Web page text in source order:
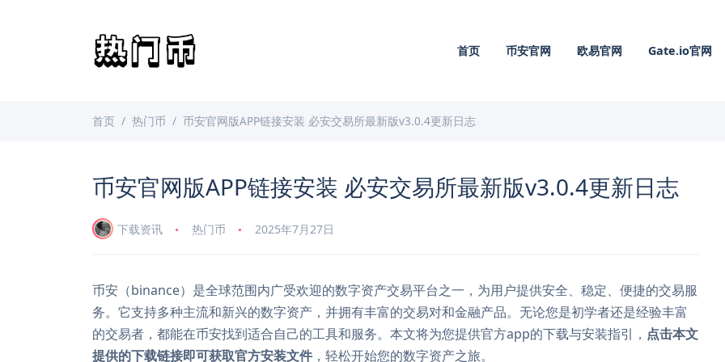
首页 币安官网 欧易官网 Gate.io官网
首页 热门币 币安官网版APP链接安装 必安交易所最新版v3.0.4更新日志
币安官网版APP链接安装 必安交易所最新版v3.0.4更新日志
下载资讯 热门币 2025年7月27日
币安（binance）是全球范围内广受欢迎的数字资产交易平台之一，为用户提供安全、稳定、便捷的交易服
务。它支持多种主流和新兴的数字资产，并拥有丰富的交易对和金融产品。无论您是初学者还是经验丰富
的交易者，都能在币安找到适合自己的工具和服务。本文将为您提供官方app的下载与安装指引， 点击本文
提供的下载链接即可获取官方安装文件 ，轻松开始您的数字资产之旅。